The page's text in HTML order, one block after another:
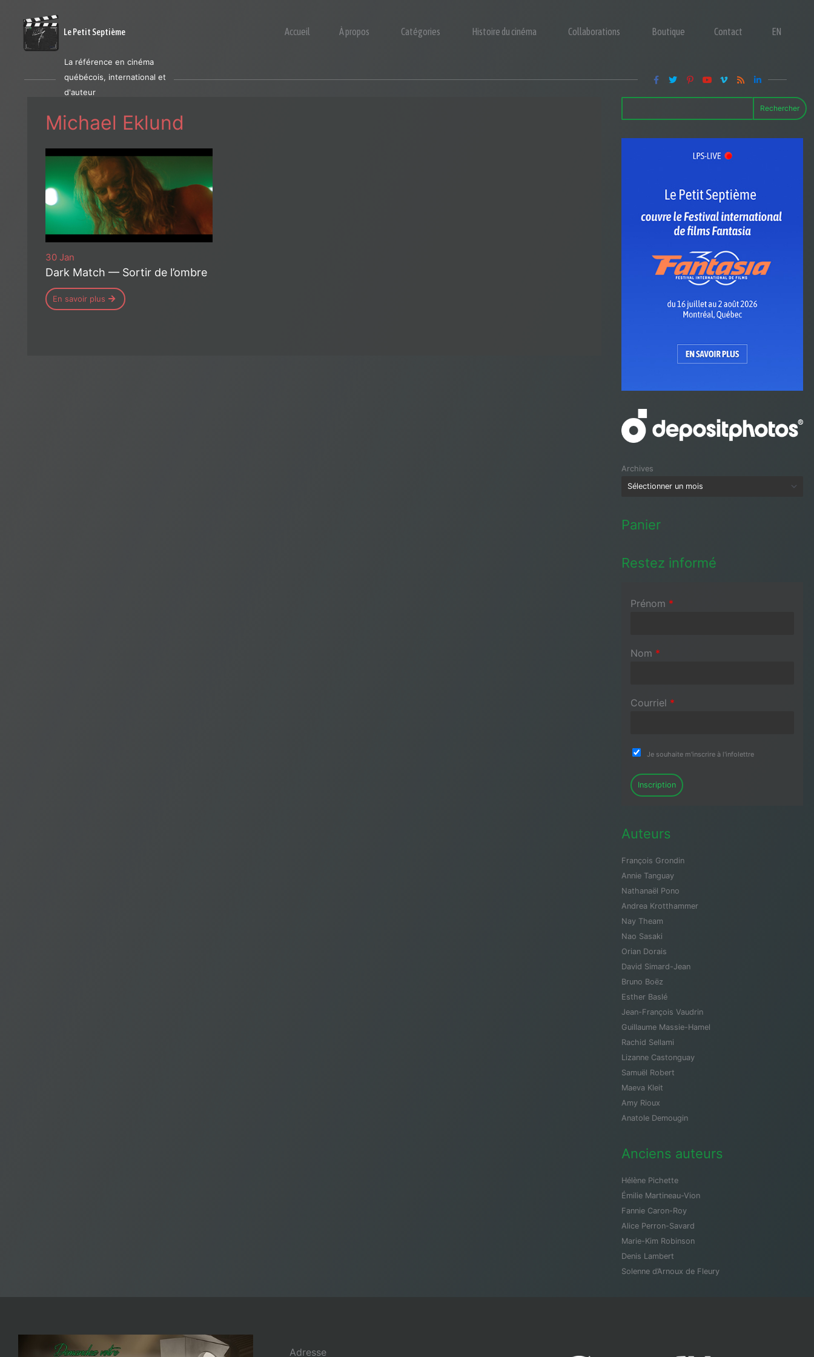
Le Petit Septième Accueil À propos Catégories Histoire du cinéma Collaborations Boutique Contact EN
La référence en cinéma
québécois, international et
d'auteur
Michael Eklund
30 Jan
Dark Match — Sortir de l’ombre
En savoir plus
Rechercher
Archives
Panier
Restez informé
Prénom *
Nom *
Courriel *
Je souhaite m'inscrire à l'infolettre
Inscription
Auteurs
François Grondin
Annie Tanguay
Nathanaël Pono
Andrea Krotthammer
Nay Theam
Nao Sasaki
Orian Dorais
David Simard-Jean
Bruno Boëz
Esther Baslé
Jean-François Vaudrin
Guillaume Massie-Hamel
Rachid Sellami
Lizanne Castonguay
Samuël Robert
Maeva Kleit
Amy Rioux
Anatole Demougin
Anciens auteurs
Hélène Pichette
Émilie Martineau-Vion
Fannie Caron-Roy
Alice Perron-Savard
Marie-Kim Robinson
Denis Lambert
Solenne d’Arnoux de Fleury
Adresse